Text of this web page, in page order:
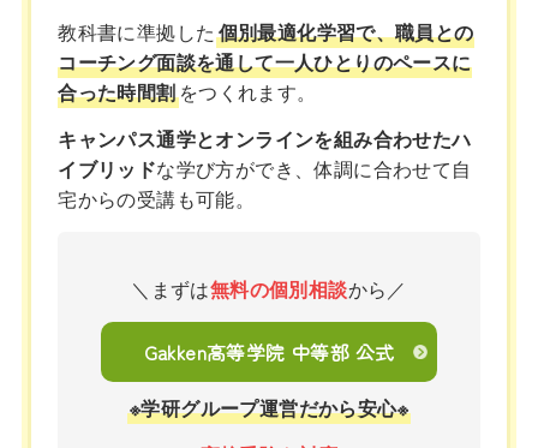
教科書に準拠した 個別最適化学習で、職員との
コーチング面談を通して一人ひとりのペースに
合った時間割をつくれます。
キャンパス通学とオンラインを組み合わせたハ
イブリッドな学び方ができ、体調に合わせて自
宅からの受講も可能。
＼まずは無料の個別相談から／
Gakken高等学院 中等部 公式
※学研グループ運営だから安心※